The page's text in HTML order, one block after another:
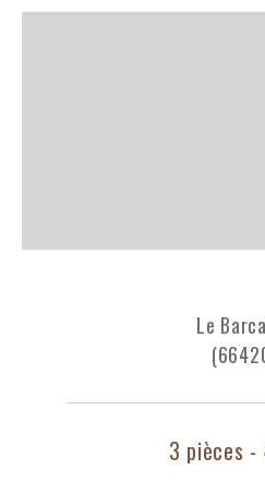
Le
3 pièces -